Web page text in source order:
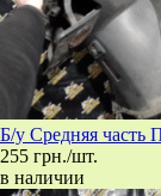
Б/у Средняя часть
255 грн./шт.
в наличии